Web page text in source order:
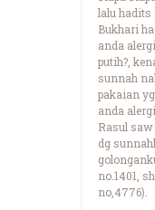
lalu hadits
Bukhari
anda
putih?,
sunnah
pakaian
anda
Rasul
dg
no.1401,
no,4776).